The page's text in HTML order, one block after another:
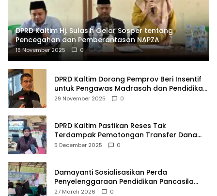
DPRD Kaltim Hj. Sulasih Gelar Sosper tentang
Pencegahan dan Pemberantasan NAPZA
15 November 2025 0
DPRD Kaltim Dorong Pemprov Beri Insentif
untuk Pengawas Madrasah dan Pendidikan
Agama
29 November 2025 0
DPRD Kaltim Pastikan Reses Tak
Terdampak Pemotongan Transfer Dana
Pusat
5 December 2025 0
Damayanti Sosialisasikan Perda
Penyelenggaraan Pendidikan Pancasila
dan Wawasan Kebangsaan
27 March 2026 0